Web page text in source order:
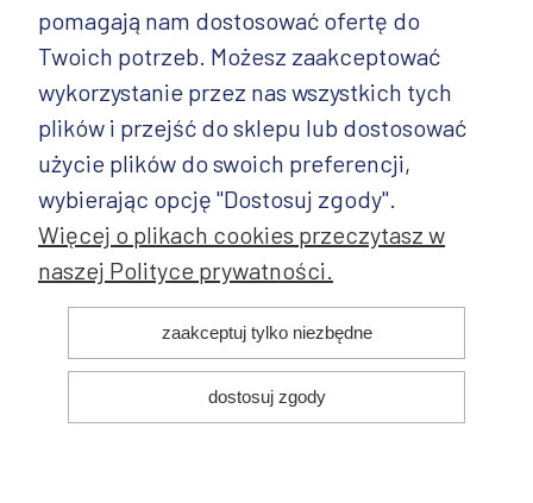
PRODUKTY CD.
POZOSTAŁE
pomagają nam dostosować ofertę do
Twoich potrzeb. Możesz zaakceptować
wykorzystanie przez nas wszystkich tych
plików i przejść do sklepu lub dostosować
użycie plików do swoich preferencji,
wybierając opcję "Dostosuj zgody".
Więcej o plikach cookies przeczytasz w
naszej Polityce prywatności.
zaakceptuj tylko niezbędne
dostosuj zgody